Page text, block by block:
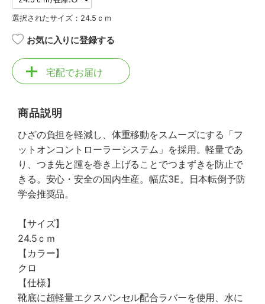
選択されたサイズ：24.5ｃｍ
お気に入りに登録する
宅配でお届け
商品説明
ひざの負担を軽減し、体重移動をスムーズにする「フ
ットオンコントローラーシステム」を採用。軽量であ
り、つま先と踵を巻き上げることでつまずきを防止で
きる。安心・安全の国内生産。幅広3E。日本転倒予防
学会推奨品。
【サイズ】
24.5ｃｍ
【カラー】
クロ
【仕様】
靴底に超軽量エクスパンセル配合ラバーを使用、水に